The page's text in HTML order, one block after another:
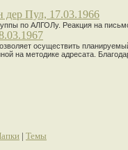
Пул, 17.03.1966
по АЛГОЛу. Реакция на
осуществить
на методике адресата.
| Темы